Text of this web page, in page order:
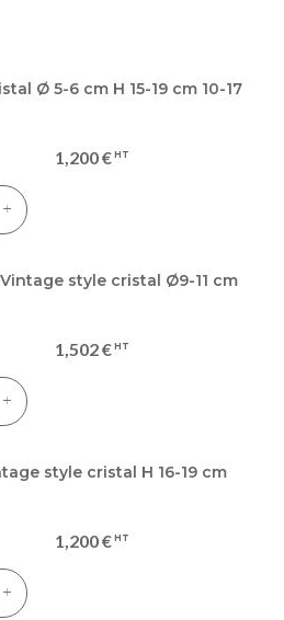
Ø 5-6 cm H 15-19 cm 10-17
1,200 €
style cristal Ø9-11 cm
1,502 €
style cristal H 16-19 cm
1,200 €